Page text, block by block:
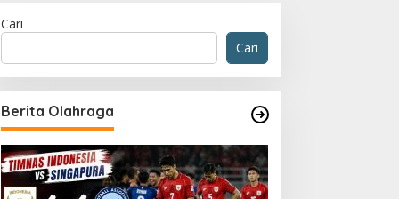
Cari
Cari
Berita Olahraga